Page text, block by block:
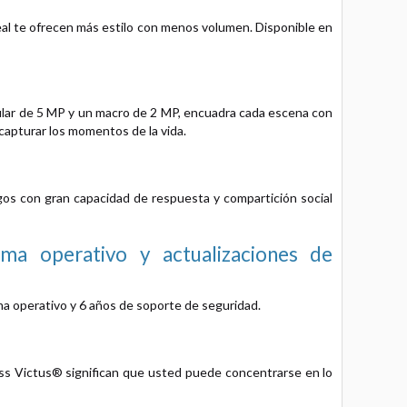
te ofrecen más estilo con menos volumen. Disponible en
de 5 MP y un macro de 2 MP, encuadra cada escena con
los momentos de la vida.
con gran capacidad de respuesta y compartición social
operativo y actualizaciones de
operativo y 6 años de soporte de seguridad.
Victus® significan que usted puede concentrarse en lo